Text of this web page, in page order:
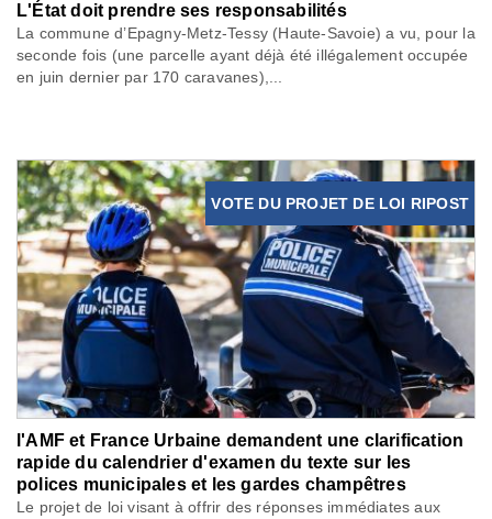
L'État doit prendre ses responsabilités
La commune d’Epagny-Metz-Tessy (Haute-Savoie) a vu, pour la
seconde fois (une parcelle ayant déjà été illégalement occupée
en juin dernier par 170 caravanes),...
VOTE DU PROJET DE LOI RIPOST
l'AMF et France Urbaine demandent une clarification
rapide du calendrier d'examen du texte sur les
polices municipales et les gardes champêtres
Le projet de loi visant à offrir des réponses immédiates aux